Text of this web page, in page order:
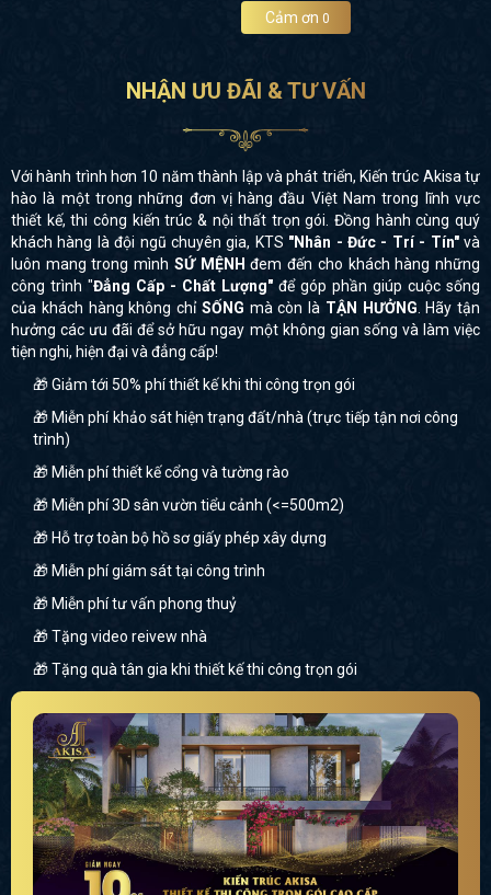
Cảm ơn 0
NHẬN ƯU ĐÃI & TƯ VẤN
Với hành trình hơn 10 năm thành lập và phát triển, Kiến trúc Akisa tự
hào là một trong những đơn vị hàng đầu Việt Nam trong lĩnh vực
thiết kế, thi công kiến trúc & nội thất trọn gói. Đồng hành cùng quý
khách hàng là đội ngũ chuyên gia, KTS "Nhân - Đức - Trí - Tín"và
luôn mang trong mình SỨ MỆNH đem đến cho khách hàng những
công trình "Đẳng Cấp - Chất Lượng" để góp phần giúp cuộc sống
của khách hàng không chỉ SỐNG mà còn là TẬN HƯỞNG . Hãy tận
hưởng các ưu đãi để sở hữu ngay một không gian sống và làm việc
tiện nghi, hiện đại và đẳng cấp!
🎁 Giảm tới 50% phí thiết kế khi thi công trọn gói
🎁 Miễn phí khảo sát hiện trạng đất/nhà (trực tiếp tận nơi công
trình)
🎁 Miễn phí thiết kế cổng và tường rào
🎁 Miễn phí 3D sân vườn tiểu cảnh (<=500m2)
🎁 Hỗ trợ toàn bộ hồ sơ giấy phép xây dựng
🎁 Miễn phí giám sát tại công trình
🎁 Miễn phí tư vấn phong thuỷ
🎁 Tặng video reivew nhà
🎁 Tặng quà tân gia khi thiết kế thi công trọn gói